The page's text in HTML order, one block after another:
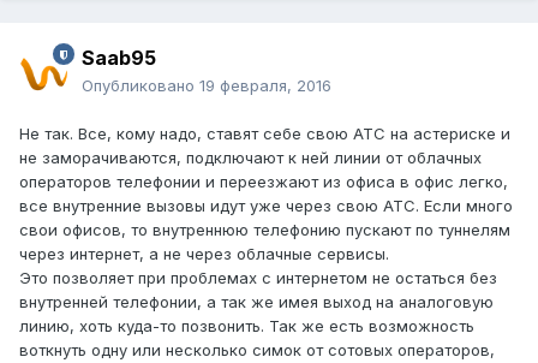
Saab95
Опубликовано 19 февраля, 2016
Не так. Все, кому надо, ставят себе свою АТС на астериске и
не заморачиваются, подключают к ней линии от облачных
операторов телефонии и переезжают из офиса в офис легко,
все внутренние вызовы идут уже через свою АТС. Если много
свои офисов, то внутреннюю телефонию пускают по туннелям
через интернет, а не через облачные сервисы.
Это позволяет при проблемах с интернетом не остаться без
внутренней телефонии, а так же имея выход на аналоговую
линию, хоть куда-то позвонить. Так же есть возможность
воткнуть одну или несколько симок от сотовых операторов,